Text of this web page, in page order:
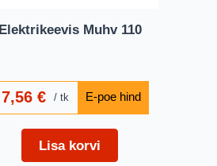
Elektrikeevis Muhv 110
7,56€ tk
Lisa korvi